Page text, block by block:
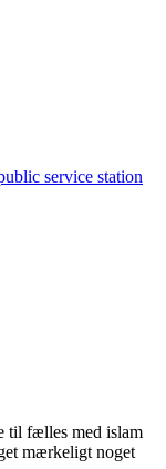
service station
til fælles med islam
mærkeligt noget